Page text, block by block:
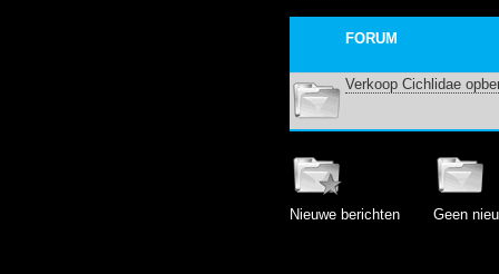
FORUM
Verkoop Cichlidae
Nieuwe berichten Geen